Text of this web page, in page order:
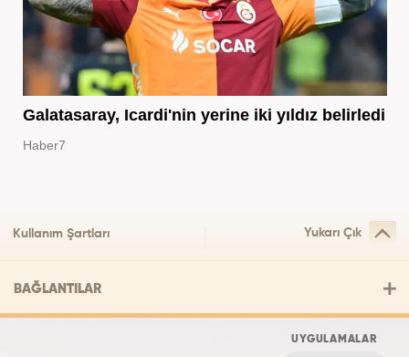
Galatasaray, Icardi'nin yerine iki yıldız belirledi
Haber7
Kullanım Şartları Yukarı Çık
BAĞLANTILAR
UYGULAMALAR